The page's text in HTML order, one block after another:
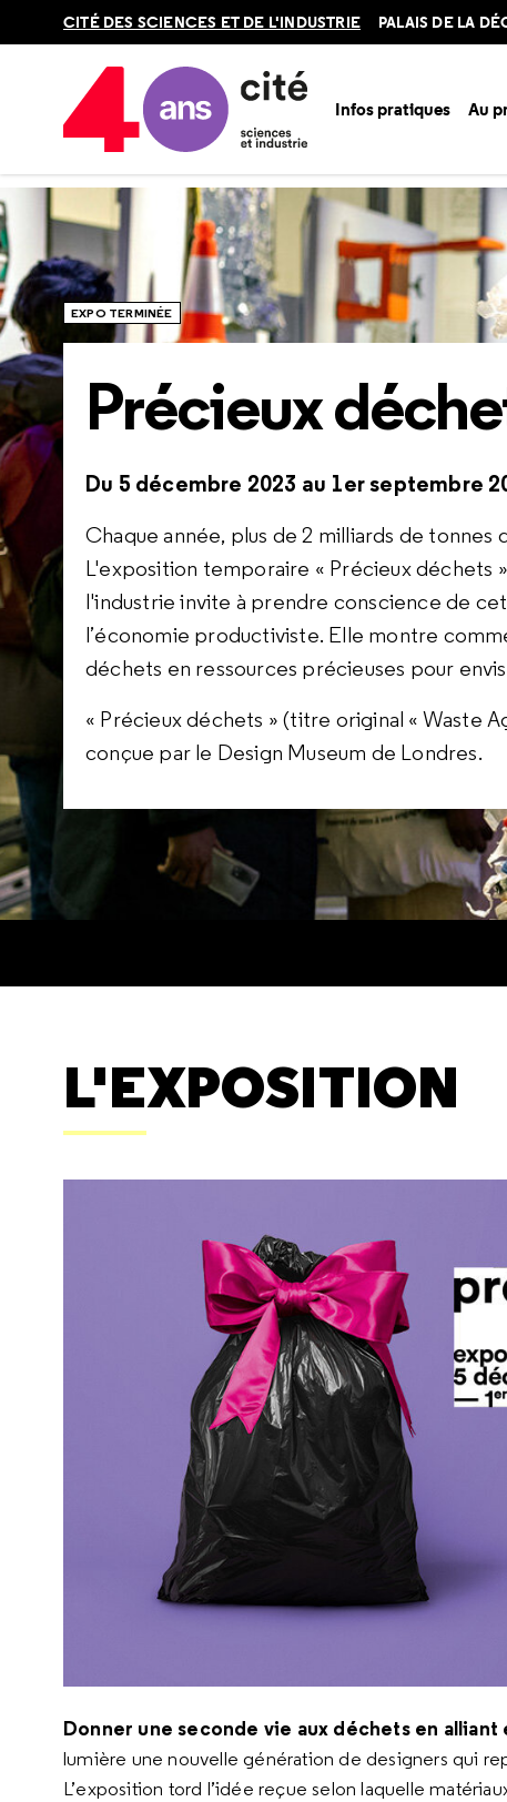
en
CITÉ DES SCIENCES ET DE L'INDUSTRIE PALAIS DE LA
Infos pratiques Au
Accueil Ressources
EXPO TERMINÉE
Précieux
Du 5 décembre 2023 au 1er septembre
Chaque année, plus de 2 milliards de
L'exposition temporaire « Précieux déchets
l'industrie invite à prendre conscience de
l’économie productiviste. Elle montre
déchets en ressources précieuses pour
« Précieux déchets » (titre original « Waste
conçue par le Design Museum de Londres.
L'EXPOSITION
Donner une seconde vie aux déchets en
lumière une nouvelle génération de designers qui
L’exposition tord l’idée reçue selon laquelle